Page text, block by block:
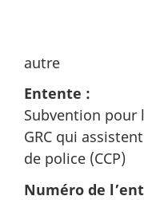
autre
Entente :
Subvention pour
GRC qui
de police (CCP)
Numéro de